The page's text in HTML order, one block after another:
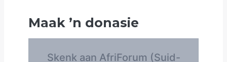
Maak ’n donasie